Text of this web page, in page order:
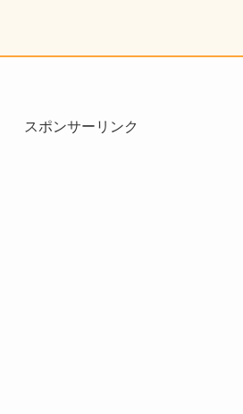
スポンサーリンク